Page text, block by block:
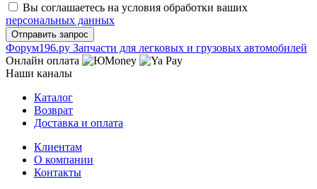
Вы соглашаетесь на условия обработки ваших
персональных данных
Фoрум196.ру Запчасти для легковых и грузовых автомобилей
Онлайн оплата
Наши каналы
Каталог
Возврат
Доставка и оплата
Клиентам
О компании
Контакты